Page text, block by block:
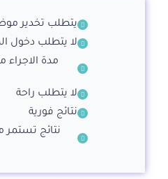
يتطلب تخدير
لا يتطلب دخول
لا يتطلب راحة
نتائج فورية